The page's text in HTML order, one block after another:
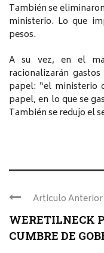
También se
ministerio. Lo que
pesos.
A su vez, en el
racionalizarán
papel: “el ministerio
papel, en lo que se
También se redujo el
Articulo Anterior
WERETILNECK
CUMBRE DE